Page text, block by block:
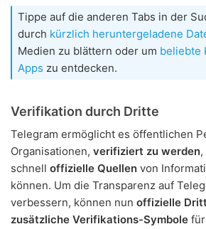
Tippe auf die anderen Tabs in der
durch kürzlich heruntergeladene
Medien zu blättern oder um beliebte
Apps zu entdecken.
Verifikation durch Dritte
Telegram ermöglicht es öffentlichen
Organisationen, verifiziert zu werden
schnell offizielle Quellen von
können. Um die Transparenz auf
verbessern, können nun offizielle
zusätzliche Verifikations-Symbole